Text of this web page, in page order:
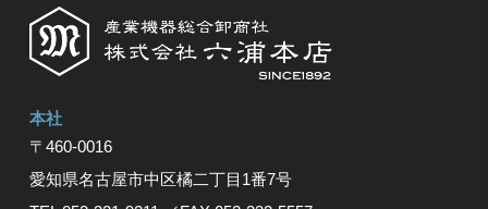
本社
〒460-0016
愛知県名古屋市中区橘⼆丁⽬1番7号